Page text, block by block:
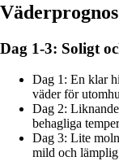
Dag 1-3: Soligt
Dag 1: En klar
väder för
Dag 2:
behagliga
Dag 3: Lite
mild och